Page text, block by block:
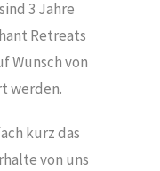
3 Jahre
Retreats
Wunsch von
werden.
kurz das
von uns